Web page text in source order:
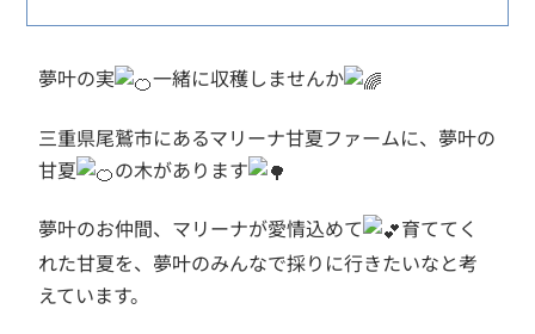
夢叶の実 一緒に収穫しませんか
三重県尾鷲市にあるマリーナ甘夏ファームに、夢叶の
甘夏
の木があります
夢叶のお仲間、マリーナが愛情込めて
育ててく
れた甘夏を、夢叶のみんなで採りに行きたいなと考
えています。